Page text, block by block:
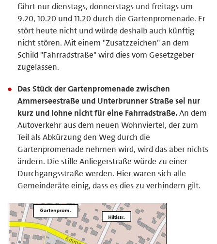
fährt nur dienstags, donnerstags und freitags um
9.20, 10.20 und 11.20 durch die Gartenpromenade. Er
stört heute nicht und würde deshalb auch künftig
nicht stören. Mit einem "Zusatzzeichen" an dem
Schild "Fahrradstraße" wird dies vom Gesetzgeber
zugelassen.
Das Stück der Gartenpromenade zwischen
Ammerseestraße und Unterbrunner Straße sei nur
kurz und lohne nicht für eine Fahrradstraße.An dem
Autoverkehr aus dem neuen Wohnviertel, der zum
Teil als Abkürzung den Weg durch die
Gartenpromenade nehmen wird, wird das aber nichts
ändern. Die stille Anliegerstraße würde zu einer
Durchgangsstraße werden. Hier waren sich alle
Gemeinderäte einig, dass es dies zu verhindern gilt.